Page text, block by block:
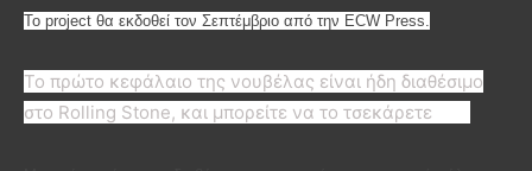
To project θα εκδοθεί τον Σεπτέμβριο από την ECW Press.
Το πρώτο κεφάλαιο της νουβέλας είναι ήδη διαθέσιμο
στο Rolling Stone, και μπορείτε να το τσεκάρετε